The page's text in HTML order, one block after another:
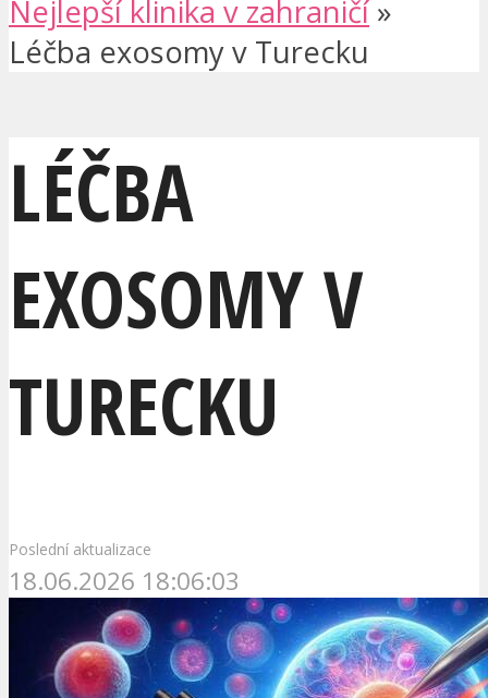
Nejlepší klinika v zahraničí »
Léčba exosomy v Turecku
LÉČBA
EXOSOMY V
TURECKU
Poslední aktualizace
18.06.2026 18:06:03